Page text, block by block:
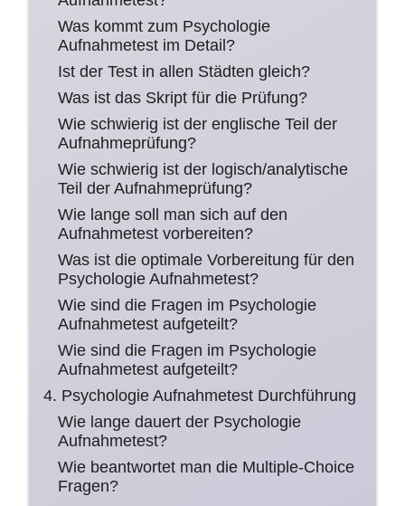
Was kommt zum Psychologie
Aufnahmetest im Detail?
Ist der Test in allen Städten gleich?
Was ist das Skript für die Prüfung?
Wie schwierig ist der englische Teil der
Aufnahmeprüfung?
Wie schwierig ist der logisch/analytische
Teil der Aufnahmeprüfung?
Wie lange soll man sich auf den
Aufnahmetest vorbereiten?
Was ist die optimale Vorbereitung für den
Psychologie Aufnahmetest?
Wie sind die Fragen im Psychologie
Aufnahmetest aufgeteilt?
Wie sind die Fragen im Psychologie
Aufnahmetest aufgeteilt?
4. Psychologie Aufnahmetest Durchführung
Wie lange dauert der Psychologie
Aufnahmetest?
Wie beantwortet man die Multiple-Choice
Fragen?